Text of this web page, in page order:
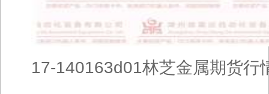
17-140163d01林芝金属期货行